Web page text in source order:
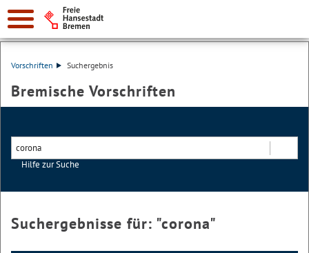
Vorschriften Suchergebnis
Bremische Vorschriften
Hilfe zur Suche
Suchergebnisse für: "corona"